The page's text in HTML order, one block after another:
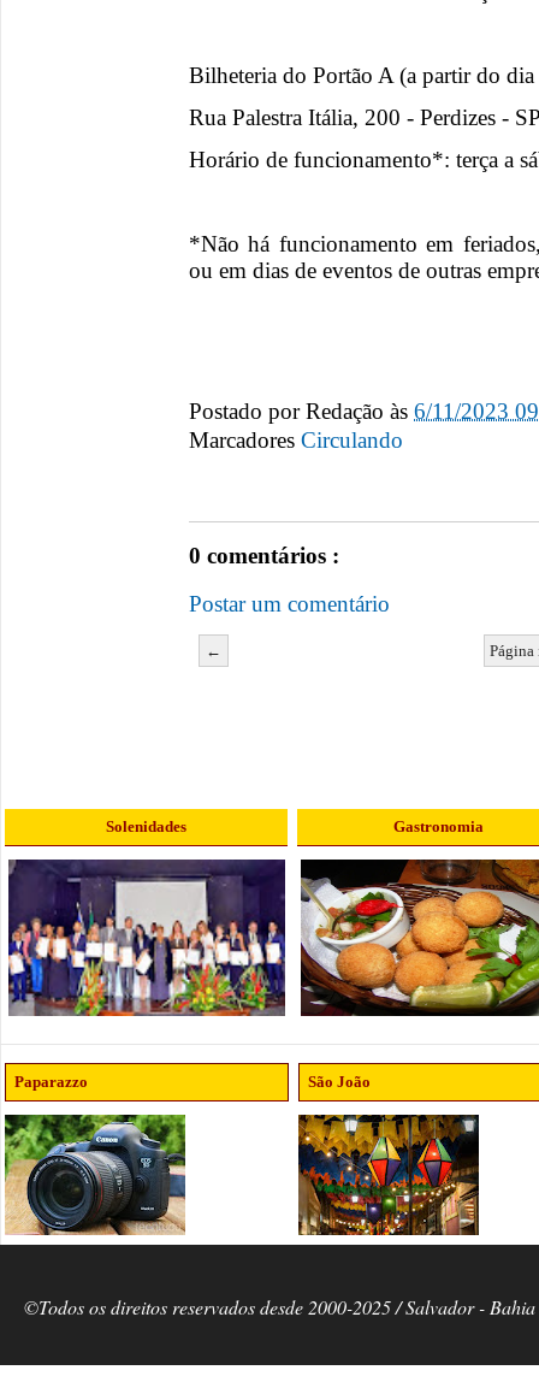
Bilheteria do Portão A (a partir do
Rua Palestra Itália, 200 - Perdizes -
Horário de funcionamento*: terça a
*Não há funcionamento em
ou em dias de eventos de outras
Postado porRedação às 6/11/2023
Marcadores Circulando
0 comentários :
Postar um comentário
←
Solenidades Gastronomia
Paparazzo São João
©Todos os direitos reservados desde 2000-2025 / Salvador -